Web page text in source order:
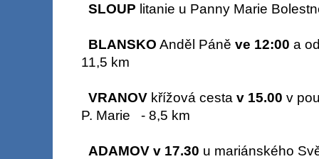
SLOUP litanie u Panny Marie
BLANSKO Anděl Páně ve 12:00 a
11,5 km
VRANOVkřížová cesta v 15.00 v
P. Marie - 8,5 km
ADAMOV v 17.30 u mariánského